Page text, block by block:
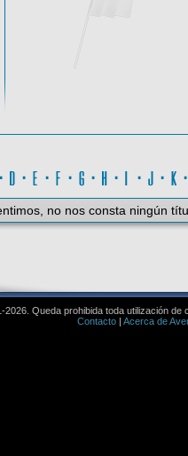
· · · · · · ·
no nos consta ningún
2026. Queda prohibida toda utilización de
Contacto| Acerca de